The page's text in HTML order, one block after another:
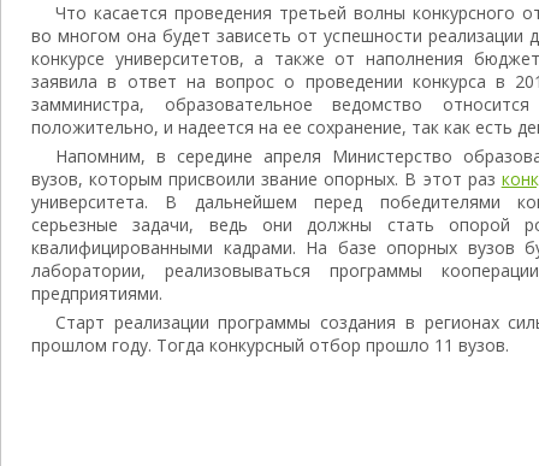
Что касается проведения третьей волны конкурсного
во многом она будет зависеть от успешности
конкурсе университетов, а также от наполнения
заявила в ответ на вопрос о проведении конкурса в
замминистра, образовательное ведомство
положительно, и надеется на ее сохранение, так как есть
Напомним, в середине апреля Министерство
вузов, которым присвоили звание опорных. В этот раз
университета. В дальнейшем перед победителями
серьезные задачи, ведь они должны стать опорой
квалифицированными кадрами. На базе опорных вузов
лаборатории, реализовываться программы
предприятиями.
Старт реализации программы создания в регионах
прошлом году. Тогда конкурсный отбор прошло 11 вузов.